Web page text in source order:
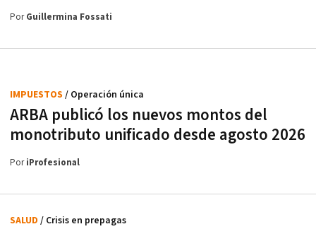
PorGuillermina Fossati
ARBA publicó los nuevos montos del
monotributo unificado desde agosto 2026
IMPUESTOS / Operación única
PoriProfesional
SALUD / Crisis en prepagas